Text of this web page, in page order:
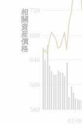
01/
600
720
560
640
680
相
關
資
産
價
格
牛熊證文件及公告 (瑞
收市競價變化